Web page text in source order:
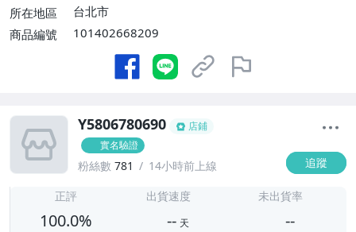
所在地區
台北市
商品編號
101402668209
Y5806780690
店鋪
實名驗證
粉絲數 781 14小時前上線 追蹤
正評
100.0%
出貨速度
-- 天
未出貨率
--